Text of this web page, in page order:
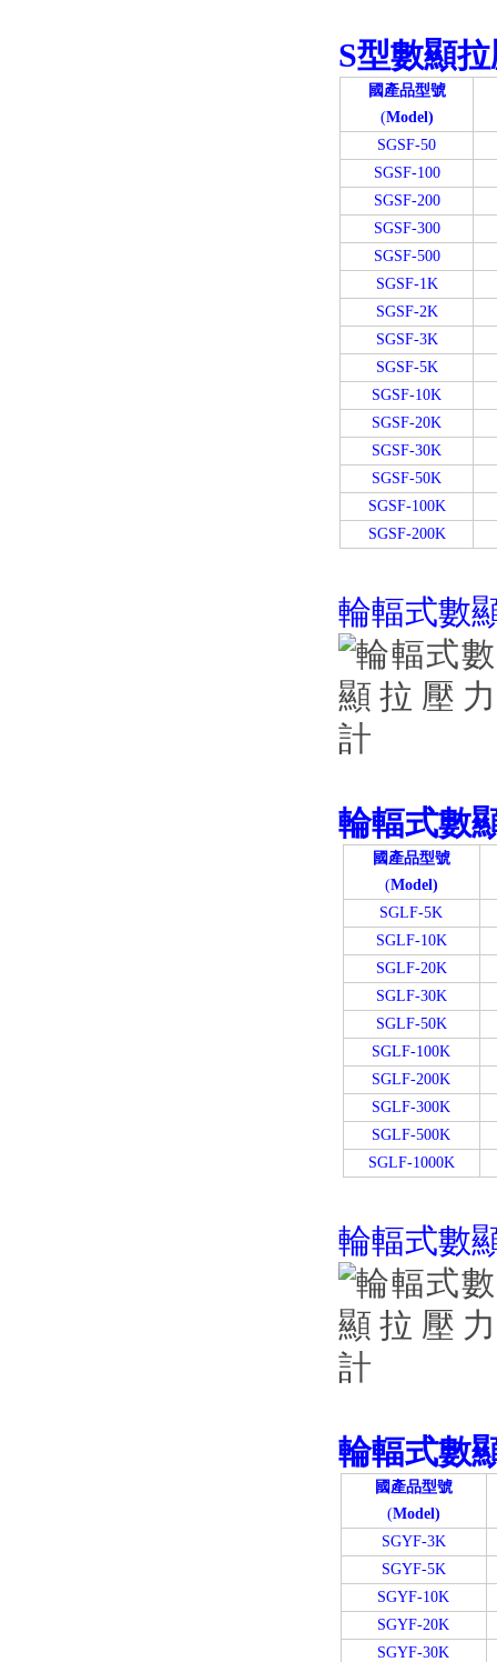
S型數顯
國產品型號
(Model)
SGSF-50
SGSF-100
SGSF-200
SGSF-300
SGSF-500
SGSF-1K
SGSF-2K
SGSF-3K
SGSF-5K
SGSF-10K
SGSF-20K
SGSF-30K
SGSF-50K
SGSF-100K
SGSF-200K
輪輻式數
輪輻式數
國產品型號
(Model)
SGLF-5K
SGLF-10K
SGLF-20K
SGLF-30K
SGLF-50K
SGLF-100K
SGLF-200K
SGLF-300K
SGLF-500K
SGLF-1000K
輪輻式數
輪輻式數
國產品型號
(Model)
SGYF-3K
SGYF-5K
SGYF-10K
SGYF-20K
SGYF-30K